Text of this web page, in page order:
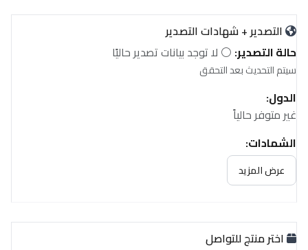
التصدير + شهادات التصدير
حالة التصدير: ⚪ لا توجد بيانات تصدير حاليًا
سيتم التحديث بعد التحقق
الدول:
غير متوفر حالياً
الشهادات:
غير متوفر حالياً
عرض المزيد
اختر منتج للتواصل